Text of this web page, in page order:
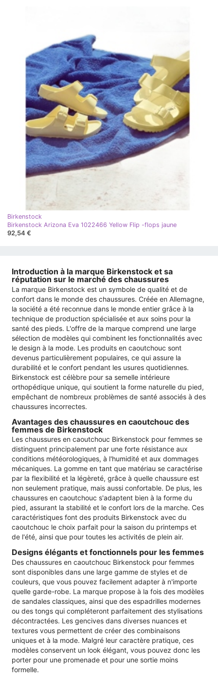
Birkenstock
Birkenstock Arizona Eva 1022466 Yellow Flip -flops jaune
92,54 €
Introduction à la marque Birkenstock et sa
réputation sur le marché des chaussures
La marque Birkenstock est un symbole de qualité et de
confort dans le monde des chaussures. Créée en Allemagne,
la société a été reconnue dans le monde entier grâce à la
technique de production spécialisée et aux soins pour la
santé des pieds. L'offre de la marque comprend une large
sélection de modèles qui combinent les fonctionnalités avec
le design à la mode. Les produits en caoutchouc sont
devenus particulièrement populaires, ce qui assure la
durabilité et le confort pendant les usures quotidiennes.
Birkenstock est célèbre pour sa semelle intérieure
orthopédique unique, qui soutient la forme naturelle du pied,
empêchant de nombreux problèmes de santé associés à des
chaussures incorrectes.
Avantages des chaussures en caoutchouc des
femmes de Birkenstock
Les chaussures en caoutchouc Birkenstock pour femmes se
distinguent principalement par une forte résistance aux
conditions météorologiques, à l'humidité et aux dommages
mécaniques. La gomme en tant que matériau se caractérise
par la flexibilité et la légèreté, grâce à quelle chaussure est
non seulement pratique, mais aussi confortable. De plus, les
chaussures en caoutchouc s'adaptent bien à la forme du
pied, assurant la stabilité et le confort lors de la marche. Ces
caractéristiques font des produits Birkenstock avec du
caoutchouc le choix parfait pour la saison du printemps et
de l'été, ainsi que pour toutes les activités de plein air.
Designs élégants et fonctionnels pour les femmes
Des chaussures en caoutchouc Birkenstock pour femmes
sont disponibles dans une large gamme de styles et de
couleurs, que vous pouvez facilement adapter à n'importe
quelle garde-robe. La marque propose à la fois des modèles
de sandales classiques, ainsi que des espadrilles modernes
ou des tongs qui compléteront parfaitement des stylisations
décontractées. Les gencives dans diverses nuances et
textures vous permettent de créer des combinaisons
uniques et à la mode. Malgré leur caractère pratique, ces
modèles conservent un look élégant, vous pouvez donc les
porter pour une promenade et pour une sortie moins
formelle.